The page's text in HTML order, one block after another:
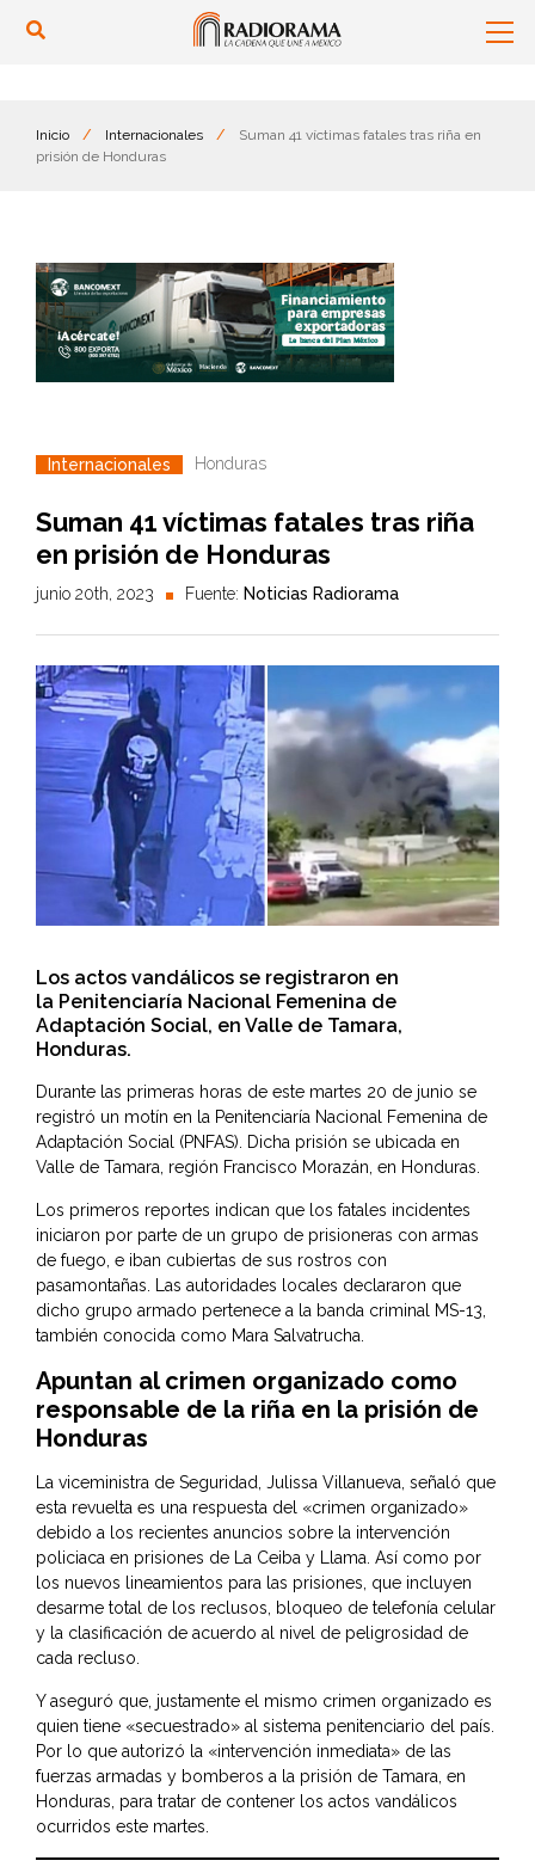
Inicio / Internacionales /
Suman 41 víctimas fatales tras riña en
prisión de Honduras
Internacionales Honduras
Suman 41 víctimas fatales tras riña
en prisión de Honduras
junio 20th, 2023 Fuente: Noticias Radiorama
Los actos vandálicos se registraron en
la Penitenciaría Nacional Femenina de
Adaptación Social, en Valle de Tamara,
Honduras.
Durante las primeras horas de este martes 20 de junio se
registró un motín en la Penitenciaría Nacional Femenina de
Adaptación Social (PNFAS). Dicha prisión se ubicada en
Valle de Tamara, región Francisco Morazán, en Honduras.
Los primeros reportes indican que los fatales incidentes
iniciaron por parte de un grupo de prisioneras con armas
de fuego, e iban cubiertas de sus rostros con
pasamontañas. Las autoridades locales declararon que
dicho grupo armado pertenece a la banda criminal MS-13,
también conocida como Mara Salvatrucha.
Apuntan al crimen organizado como
responsable de la riña en la prisión de
Honduras
La viceministra de Seguridad, Julissa Villanueva, señaló que
esta revuelta es una respuesta del «crimen organizado»
debido a los recientes anuncios sobre la intervención
policiaca en prisiones de La Ceiba y Llama. Así como por
los nuevos lineamientos para las prisiones, que incluyen
desarme total de los reclusos, bloqueo de telefonía celular
y la clasificación de acuerdo al nivel de peligrosidad de
cada recluso.
Y aseguró que, justamente el mismo crimen organizado es
quien tiene «secuestrado» al sistema penitenciario del país.
Por lo que autorizó la «intervención inmediata» de las
fuerzas armadas y bomberos a la prisión de Tamara, en
Honduras, para tratar de contener los actos vandálicos
ocurridos este martes.